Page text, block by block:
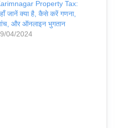
Property Tax:
जानें क्या है, कैसे करें गणना,
और ऑनलाइन भुगतान
04/2024